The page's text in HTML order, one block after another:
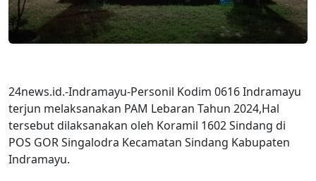
24news.id.-Indramayu-Personil Kodim 0616 Indramayu
terjun melaksanakan PAM Lebaran Tahun 2024,Hal
tersebut dilaksanakan oleh Koramil 1602 Sindang di
POS GOR Singalodra Kecamatan Sindang Kabupaten
Indramayu.